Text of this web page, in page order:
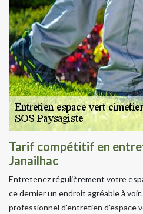
Tarif compétitif en
Janailhac
Entretenez régulièrement votre
ce dernier un endroit agréable à
professionnel d'entretien d'espace